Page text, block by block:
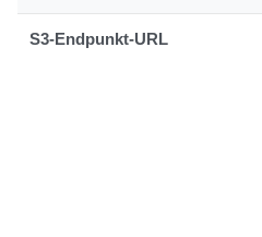
S3-Endpunkt-URL